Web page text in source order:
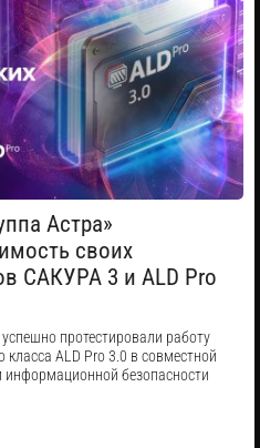
Астра»
своих
САКУРА 3 и ALD Pro
протестировали работу
ALD Pro 3.0 в совместной
безопасности